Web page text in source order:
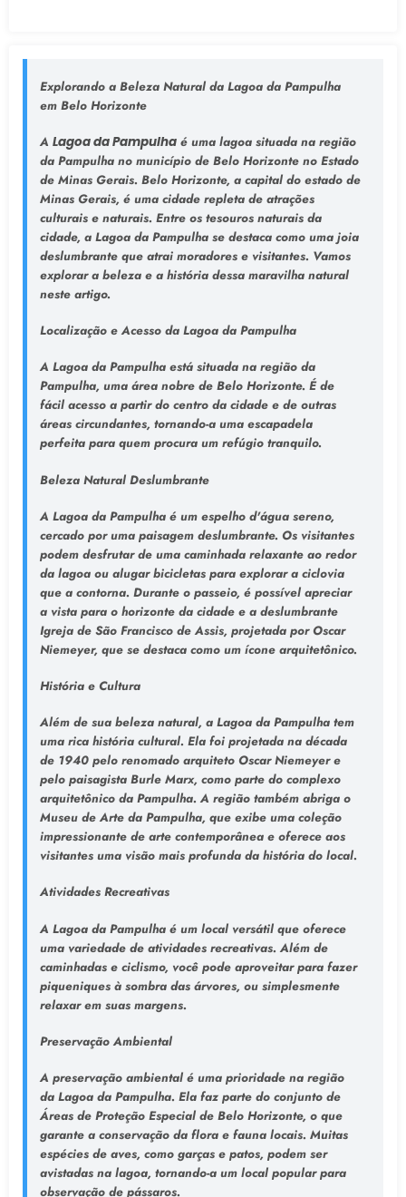
Explorando a Beleza Natural da Lagoa da Pampulha
em Belo Horizonte
A Lagoa da Pampulha é uma lagoa situada na região
da Pampulha no município de Belo Horizonte no Estado
de Minas Gerais. Belo Horizonte, a capital do estado de
Minas Gerais, é uma cidade repleta de atrações
culturais e naturais. Entre os tesouros naturais da
cidade, a Lagoa da Pampulha se destaca como uma joia
deslumbrante que atrai moradores e visitantes. Vamos
explorar a beleza e a história dessa maravilha natural
neste artigo.
Localização e Acesso da Lagoa da Pampulha
A Lagoa da Pampulha está situada na região da
Pampulha, uma área nobre de Belo Horizonte. É de
fácil acesso a partir do centro da cidade e de outras
áreas circundantes, tornando-a uma escapadela
perfeita para quem procura um refúgio tranquilo.
Beleza Natural Deslumbrante
A Lagoa da Pampulha é um espelho d'água sereno,
cercado por uma paisagem deslumbrante. Os visitantes
podem desfrutar de uma caminhada relaxante ao redor
da lagoa ou alugar bicicletas para explorar a ciclovia
que a contorna. Durante o passeio, é possível apreciar
a vista para o horizonte da cidade e a deslumbrante
Igreja de São Francisco de Assis, projetada por Oscar
Niemeyer, que se destaca como um ícone arquitetônico.
História e Cultura
Além de sua beleza natural, a Lagoa da Pampulha tem
uma rica história cultural. Ela foi projetada na década
de 1940 pelo renomado arquiteto Oscar Niemeyer e
pelo paisagista Burle Marx, como parte do complexo
arquitetônico da Pampulha. A região também abriga o
Museu de Arte da Pampulha, que exibe uma coleção
impressionante de arte contemporânea e oferece aos
visitantes uma visão mais profunda da história do local.
Atividades Recreativas
A Lagoa da Pampulha é um local versátil que oferece
uma variedade de atividades recreativas. Além de
caminhadas e ciclismo, você pode aproveitar para fazer
piqueniques à sombra das árvores, ou simplesmente
relaxar em suas margens.
Preservação Ambiental
A preservação ambiental é uma prioridade na região
da Lagoa da Pampulha. Ela faz parte do conjunto de
Áreas de Proteção Especial de Belo Horizonte, o que
garante a conservação da flora e fauna locais. Muitas
espécies de aves, como garças e patos, podem ser
avistadas na lagoa, tornando-a um local popular para
observação de pássaros.